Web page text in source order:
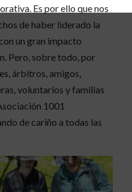
Es por ello que nos
de haber liderado la
un gran impacto
Pero, sobre todo, por
árbitros, amigos,
voluntarios y familias
1001
de cariño a todas las